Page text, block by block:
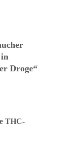
Droge“
THC-